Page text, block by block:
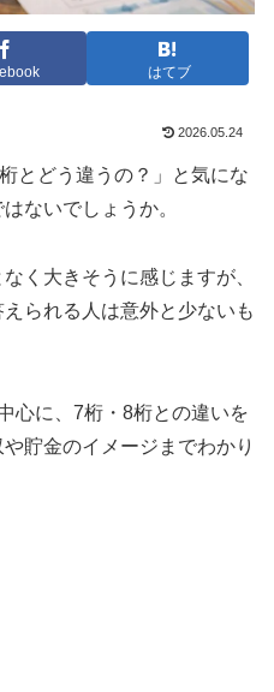
はてブ
2026.05.24
とどう違うの？」と気にな
ないでしょうか。
く大きそうに感じますが、
られる人は意外と少ないも
心に、7桁・8桁との違いを
貯金のイメージまでわかり